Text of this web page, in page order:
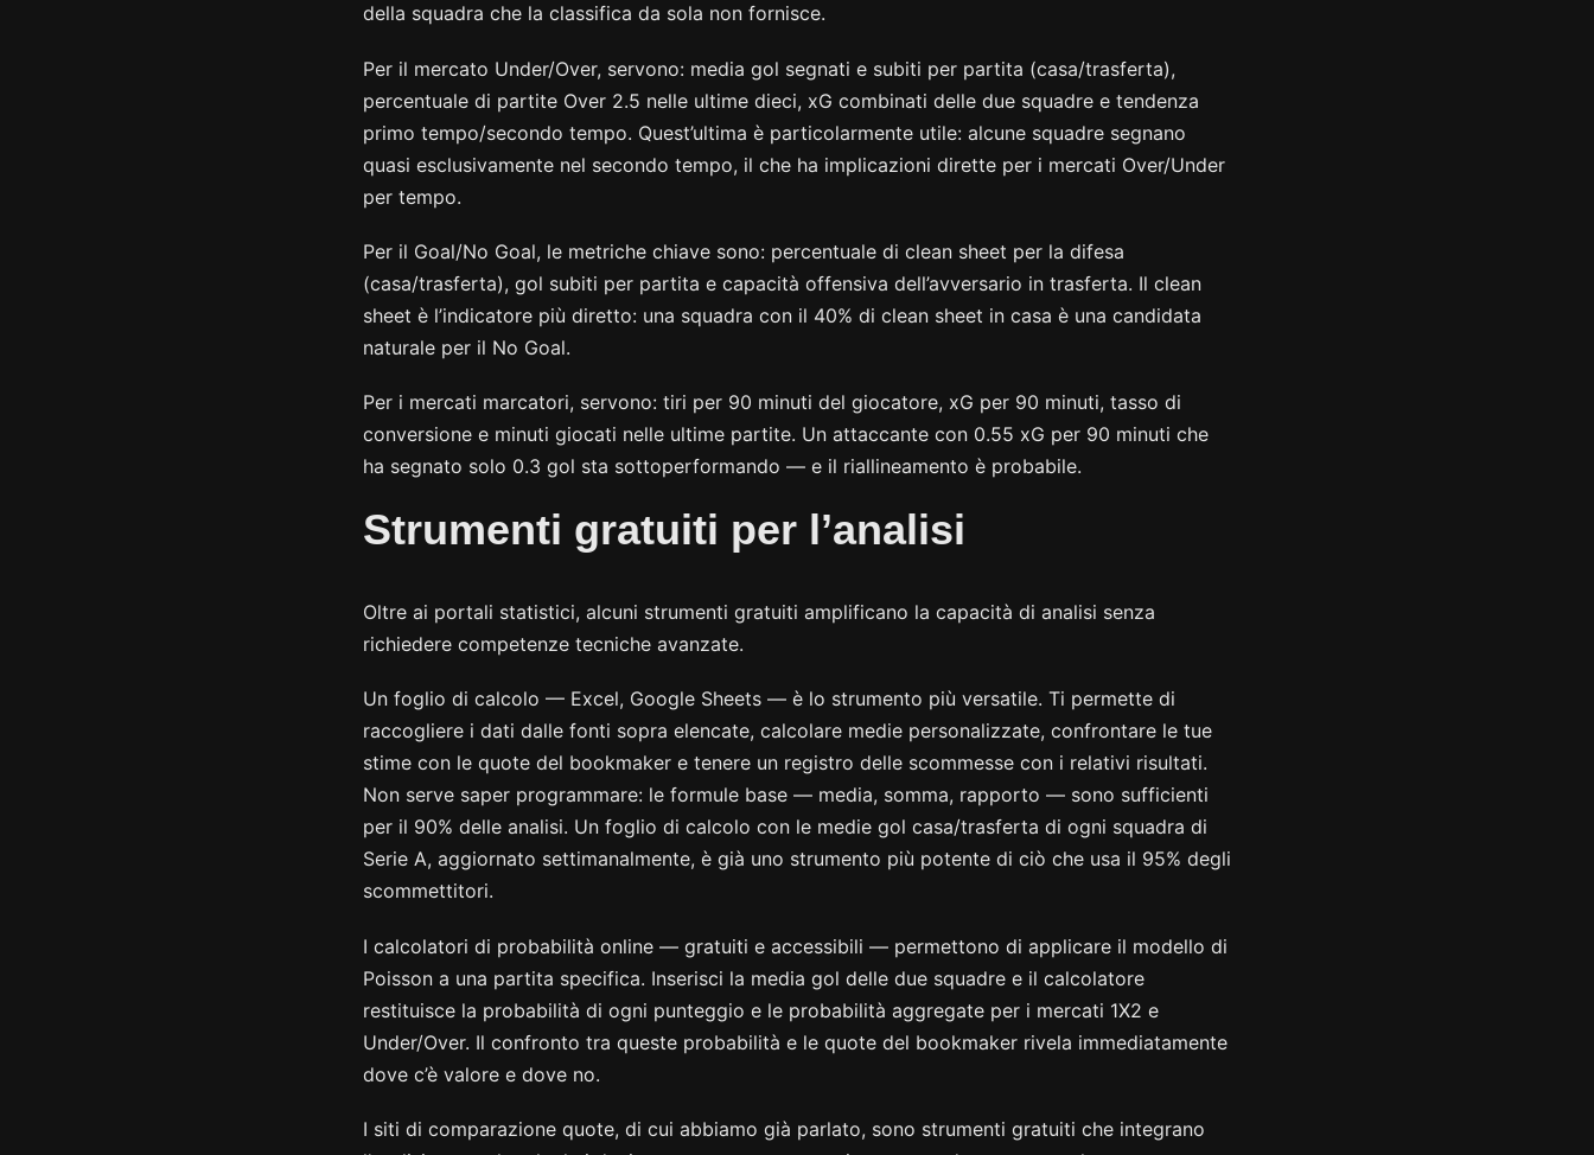
della squadra che la classifica da sola non fornisce.
Per il mercato Under/Over, servono: media gol segnati e subiti per partita (casa/trasferta),
percentuale di partite Over 2.5 nelle ultime dieci, xG combinati delle due squadre e tendenza
primo tempo/secondo tempo. Quest’ultima è particolarmente utile: alcune squadre segnano
quasi esclusivamente nel secondo tempo, il che ha implicazioni dirette per i mercati Over/Under
per tempo.
Per il Goal/No Goal, le metriche chiave sono: percentuale di clean sheet per la difesa
(casa/trasferta), gol subiti per partita e capacità offensiva dell’avversario in trasferta. Il clean
sheet è l’indicatore più diretto: una squadra con il 40% di clean sheet in casa è una candidata
naturale per il No Goal.
Per i mercati marcatori, servono: tiri per 90 minuti del giocatore, xG per 90 minuti, tasso di
conversione e minuti giocati nelle ultime partite. Un attaccante con 0.55 xG per 90 minuti che
ha segnato solo 0.3 gol sta sottoperformando — e il riallineamento è probabile.
Strumenti gratuiti per l’analisi
Oltre ai portali statistici, alcuni strumenti gratuiti amplificano la capacità di analisi senza
richiedere competenze tecniche avanzate.
Un foglio di calcolo — Excel, Google Sheets — è lo strumento più versatile. Ti permette di
raccogliere i dati dalle fonti sopra elencate, calcolare medie personalizzate, confrontare le tue
stime con le quote del bookmaker e tenere un registro delle scommesse con i relativi risultati.
Non serve saper programmare: le formule base — media, somma, rapporto — sono sufficienti
per il 90% delle analisi. Un foglio di calcolo con le medie gol casa/trasferta di ogni squadra di
Serie A, aggiornato settimanalmente, è già uno strumento più potente di ciò che usa il 95% degli
scommettitori.
I calcolatori di probabilità online — gratuiti e accessibili — permettono di applicare il modello di
Poisson a una partita specifica. Inserisci la media gol delle due squadre e il calcolatore
restituisce la probabilità di ogni punteggio e le probabilità aggregate per i mercati 1X2 e
Under/Over. Il confronto tra queste probabilità e le quote del bookmaker rivela immediatamente
dove c’è valore e dove no.
I siti di comparazione quote, di cui abbiamo già parlato, sono strumenti gratuiti che integrano